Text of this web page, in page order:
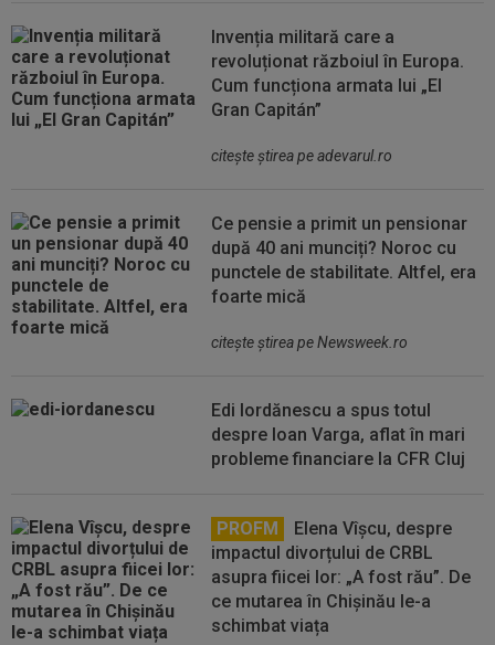
Invenția militară care a
revoluționat războiul în Europa.
Cum funcționa armata lui „El
Gran Capitán”
citeşte ştirea pe adevarul.ro
Ce pensie a primit un pensionar
după 40 ani munciți? Noroc cu
punctele de stabilitate. Altfel, era
foarte mică
citeşte ştirea pe Newsweek.ro
Edi Iordănescu a spus totul
despre Ioan Varga, aflat în mari
probleme financiare la CFR Cluj
PROFM
Elena Vîșcu, despre
impactul divorțului de CRBL
asupra fiicei lor: „A fost rău”. De
ce mutarea în Chișinău le-a
schimbat viața